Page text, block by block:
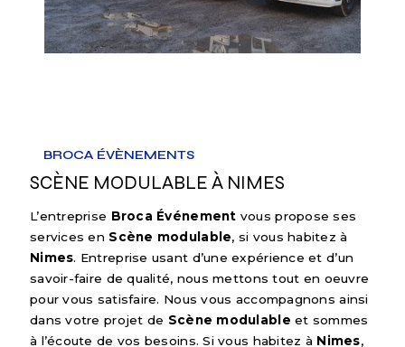
BROCA ÉVÈNEMENTS
SCÈNE MODULABLE À NIMES
L’entreprise Broca Événement vous propose ses
services en Scène modulable, si vous habitez à
Nimes. Entreprise usant d’une expérience et d’un
savoir-faire de qualité, nous mettons tout en oeuvre
pour vous satisfaire. Nous vous accompagnons ainsi
dans votre projet de Scène modulable et sommes
à l’écoute de vos besoins. Si vous habitez à Nimes,